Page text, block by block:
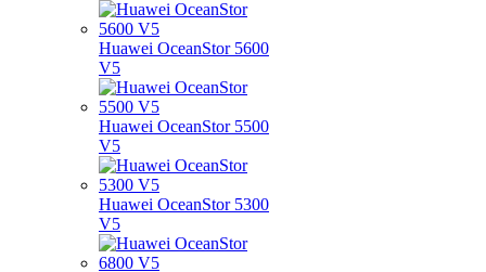
Huawei OceanStor 5600
V5
Huawei OceanStor 5500
V5
Huawei OceanStor 5300
V5